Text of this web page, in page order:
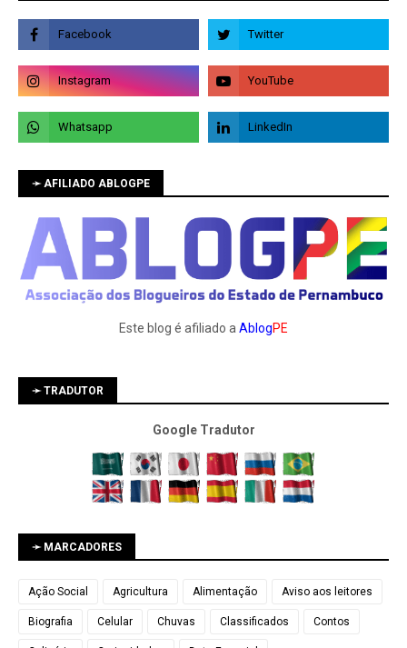
➛ AFILIADO ABLOGPE
Este blog é afiliado aAblogPE
➛ TRADUTOR
Google Tradutor
➛ MARCADORES
Ação Social Agricultura Alimentação Aviso aos leitores
Biografia Celular Chuvas Classificados Contos